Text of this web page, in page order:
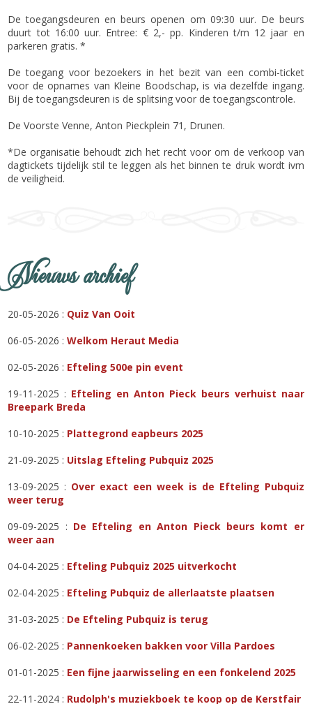
De toegangsdeuren en beurs openen om 09:30 uur. De beurs
duurt tot 16:00 uur. Entree: € 2,- pp. Kinderen t/m 12 jaar en
parkeren gratis. *
De toegang voor bezoekers in het bezit van een combi-ticket
voor de opnames van Kleine Boodschap, is via dezelfde ingang.
Bij de toegangsdeuren is de splitsing voor de toegangscontrole.
De Voorste Venne, Anton Pieckplein 71, Drunen.
*De organisatie behoudt zich het recht voor om de verkoop van
dagtickets tijdelijk stil te leggen als het binnen te druk wordt ivm
de veiligheid.
Nieuws archief
20-05-2026 : Quiz Van Ooit
06-05-2026 :Welkom Heraut Media
02-05-2026 : Efteling 500e pin event
19-11-2025 : Efteling en Anton Pieck beurs verhuist naar
Breepark Breda
10-10-2025 : Plattegrond eapbeurs 2025
21-09-2025 : Uitslag Efteling Pubquiz 2025
13-09-2025 : Over exact een week is de Efteling Pubquiz
weer terug
09-09-2025 : De Efteling en Anton Pieck beurs komt er
weer aan
04-04-2025 : Efteling Pubquiz 2025 uitverkocht
02-04-2025 : Efteling Pubquiz de allerlaatste plaatsen
31-03-2025 : De Efteling Pubquiz is terug
06-02-2025 : Pannenkoeken bakken voor Villa Pardoes
01-01-2025 : Een fijne jaarwisseling en een fonkelend 2025
22-11-2024 : Rudolph's muziekboek te koop op de Kerstfair